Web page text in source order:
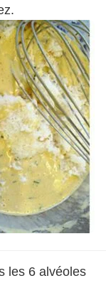
les 6 alvéoles